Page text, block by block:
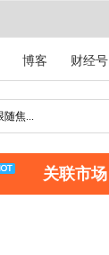
博客 财经号
关联市场